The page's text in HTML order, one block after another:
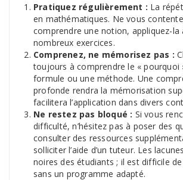
Pratiquez régulièrement : La
en mathématiques. Ne vous
comprendre une notion, appliquez-la
nombreux exercices.
Comprenez, ne mémorisez pas :
toujours à comprendre le « pourquoi
formule ou une méthode. Une
profonde rendra la mémorisation
facilitera l’application dans divers
Ne restez pas bloqué : Si vous
difficulté, n’hésitez pas à poser des
consulter des ressources
solliciter l’aide d’un tuteur. Les
noires des étudiants ; il est difficile
sans un programme adapté.